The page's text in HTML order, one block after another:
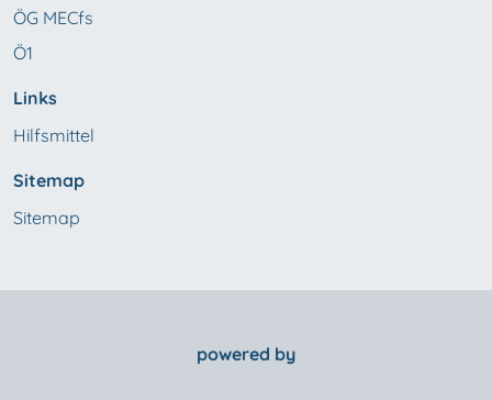
ÖG MECfs
Ö1
Links
Hilfsmittel
Sitemap
Sitemap
powered by